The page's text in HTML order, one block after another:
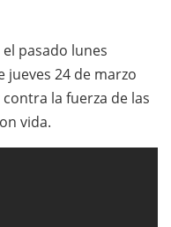
pasado lunes
jueves 24 de marzo
la fuerza de las
vida.